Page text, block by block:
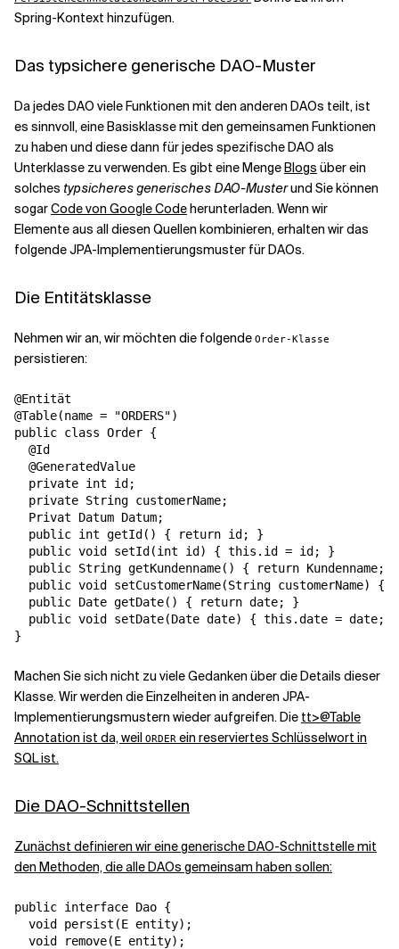
Spring-Kontext hinzufügen.
Das typsichere generische DAO-Muster
Da jedes DAO viele Funktionen mit den anderen DAOs teilt, ist
es sinnvoll, eine Basisklasse mit den gemeinsamen Funktionen
zu haben und diese dann für jedes spezifische DAO als
Unterklasse zu verwenden. Es gibt eine MengeBlogs über ein
solches typsicheres generisches DAO-Musterund Sie können
sogarCode von Google Codeherunterladen. Wenn wir
Elemente aus all diesen Quellen kombinieren, erhalten wir das
folgende JPA-Implementierungsmuster für DAOs.
Die Entitätsklasse
Nehmen wir an, wir möchten die folgende Order-Klasse
persistieren:
@Entität
@Table(name = "ORDERS")
public class Order {
  @Id
  @GeneratedValue
  private int id;
  private String customerName;
  Privat Datum Datum;
  public int getId() { return id; }
  public void setId(int id) { this.id = id; }
  public String getKundenname() { return Kundenname; }
public void setCustomerName(String customerName) {
  public Date getDate() { return date; }
  public void setDate(Date date) { this.date = date;}
}
Machen Sie sich nicht zu viele Gedanken über die Details dieser
Klasse. Wir werden die Einzelheiten in anderen JPA-
Implementierungsmustern wieder aufgreifen. Die tt>@Table
Annotation ist da, weil ORDER ein reserviertes Schlüsselwort in
SQL ist.
Die DAO-Schnittstellen
Zunächst definieren wir eine generische DAO-Schnittstelle mit
den Methoden, die alle DAOs gemeinsam haben sollen:
public interface Dao {
  void persist(E entity);
  void remove(E entity);